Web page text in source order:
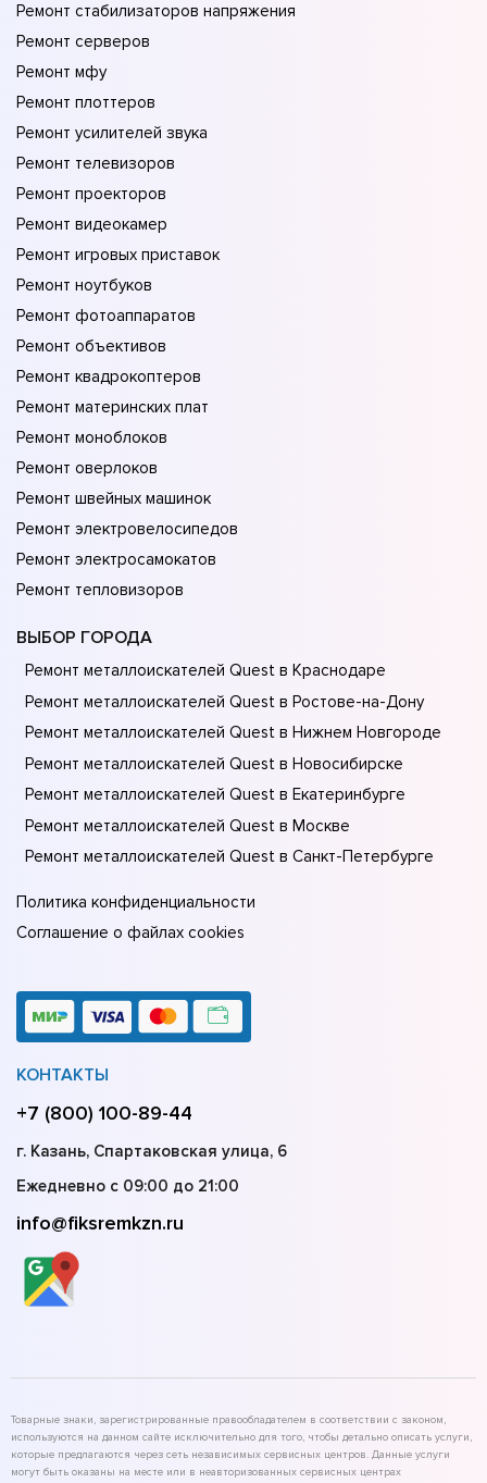
Ремонт стабилизаторов напряжения
Ремонт серверов
Ремонт мфу
Ремонт плоттеров
Ремонт усилителей звука
Ремонт телевизоров
Ремонт проекторов
Ремонт видеокамер
Ремонт игровых приставок
Ремонт ноутбуков
Ремонт фотоаппаратов
Ремонт объективов
Ремонт квадрокоптеров
Ремонт материнских плат
Ремонт моноблоков
Ремонт оверлоков
Ремонт швейных машинок
Ремонт электровелосипедов
Ремонт электросамокатов
Ремонт тепловизоров
ВЫБОР ГОРОДА
Ремонт металлоискателей Quest в Краснодаре
Ремонт металлоискателей Quest в Ростове-на-Донy
Ремонт металлоискателей Quest в Нижнем Новгороде
Ремонт металлоискателей Quest в Новосибирске
Ремонт металлоискателей Quest в Екатеринбурге
Ремонт металлоискателей Quest в Москве
Ремонт металлоискателей Quest в Санкт-Петербурге
Политика конфиденциальности
Соглашение о файлах cookies
КОНТАКТЫ
+7 (800) 100-89-44
г. Казань, Спартаковская улица, 6
Ежедневно с 09:00 до 21:00
info@fiksremkzn.ru
Товарные знаки, зарегистрированные правообладателем в соответствии с законом,
используются на данном сайте исключительно для того, чтобы детально описать услуги,
которые предлагаются через сеть независимых сервисных центров. Данные услуги
могут быть оказаны на месте или в неавторизованных сервисных центрах